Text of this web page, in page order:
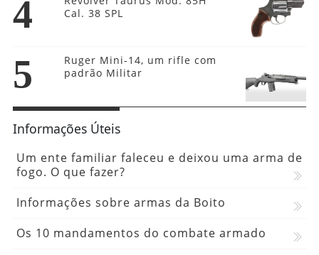
4
Cal. 38 SPL
5
Ruger Mini-14, um rifle com
padrão Militar
Informações Úteis
Um ente familiar faleceu e deixou uma arma de
fogo. O que fazer?
Informações sobre armas da Boito
Os 10 mandamentos do combate armado